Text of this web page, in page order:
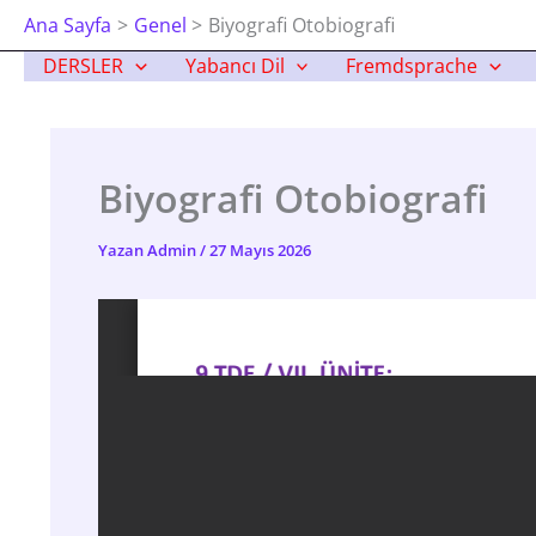
İçeriğe
Atla
DERSLER Yabancı Dil Fremdsprache
Ana Sayfa Genel Biyografi Otobiografi
Biyografi Otobiografi
YazanAdmin/27 Mayıs 2026